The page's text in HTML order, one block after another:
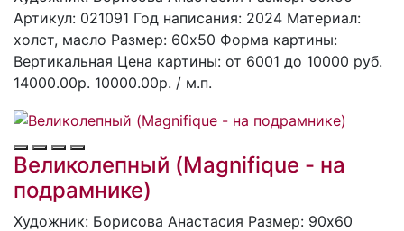
Артикул: 021091 Год написания: 2024 Материал:
холст, масло Размер: 60х50 Форма картины:
Вертикальная Цена картины: от 6001 до 10000 руб.
14000.00р. 10000.00р. / м.п.
Великолепный (Magnifique - на
подрамнике)
Художник: Борисова Анастасия Размер: 90x60